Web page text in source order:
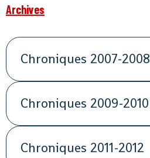
Archives
Chroniques 2007-2008
Chroniques 2009-2010
Chroniques 2011-2012